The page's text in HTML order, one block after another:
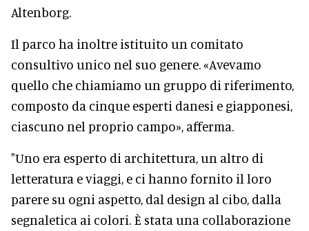
Altenborg.
Il parco ha inoltre istituito un comitato
consultivo unico nel suo genere. «Avevamo
quello che chiamiamo un gruppo di riferimento,
composto da cinque esperti danesi e giapponesi,
ciascuno nel proprio campo», afferma.
"Uno era esperto di architettura, un altro di
letteratura e viaggi, e ci hanno fornito il loro
parere su ogni aspetto, dal design al cibo, dalla
segnaletica ai colori. È stata una collaborazione